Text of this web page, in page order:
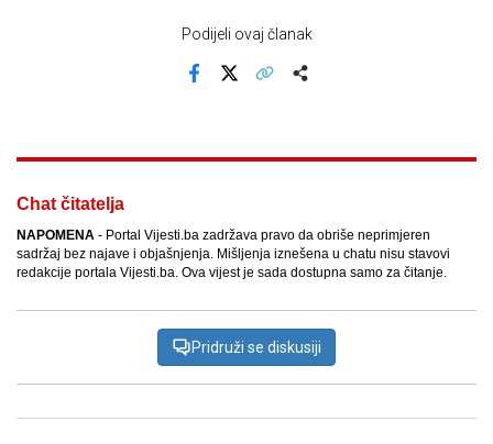
Podijeli ovaj članak
Chat čitatelja
NAPOMENA - Portal Vijesti.ba zadržava pravo da obriše neprimjeren
sadržaj bez najave i objašnjenja. Mišljenja iznešena u chatu nisu stavovi
redakcije portala Vijesti.ba. Ova vijest je sada dostupna samo za čitanje.
Pridruži se diskusiji